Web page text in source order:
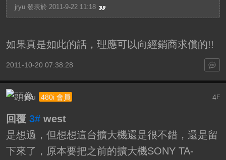
jryu 發表於 2011-9-22 11:18
如果真是如此的話，理應可以向經銷商求償的!!
2011-10-20 07:38:28
4F
jryu 480i 會員
回覆 3# west
是想過，但想想這台擴大機還是很不錯，還是留
下來了，原本要把之前的擴大機SONY TA-